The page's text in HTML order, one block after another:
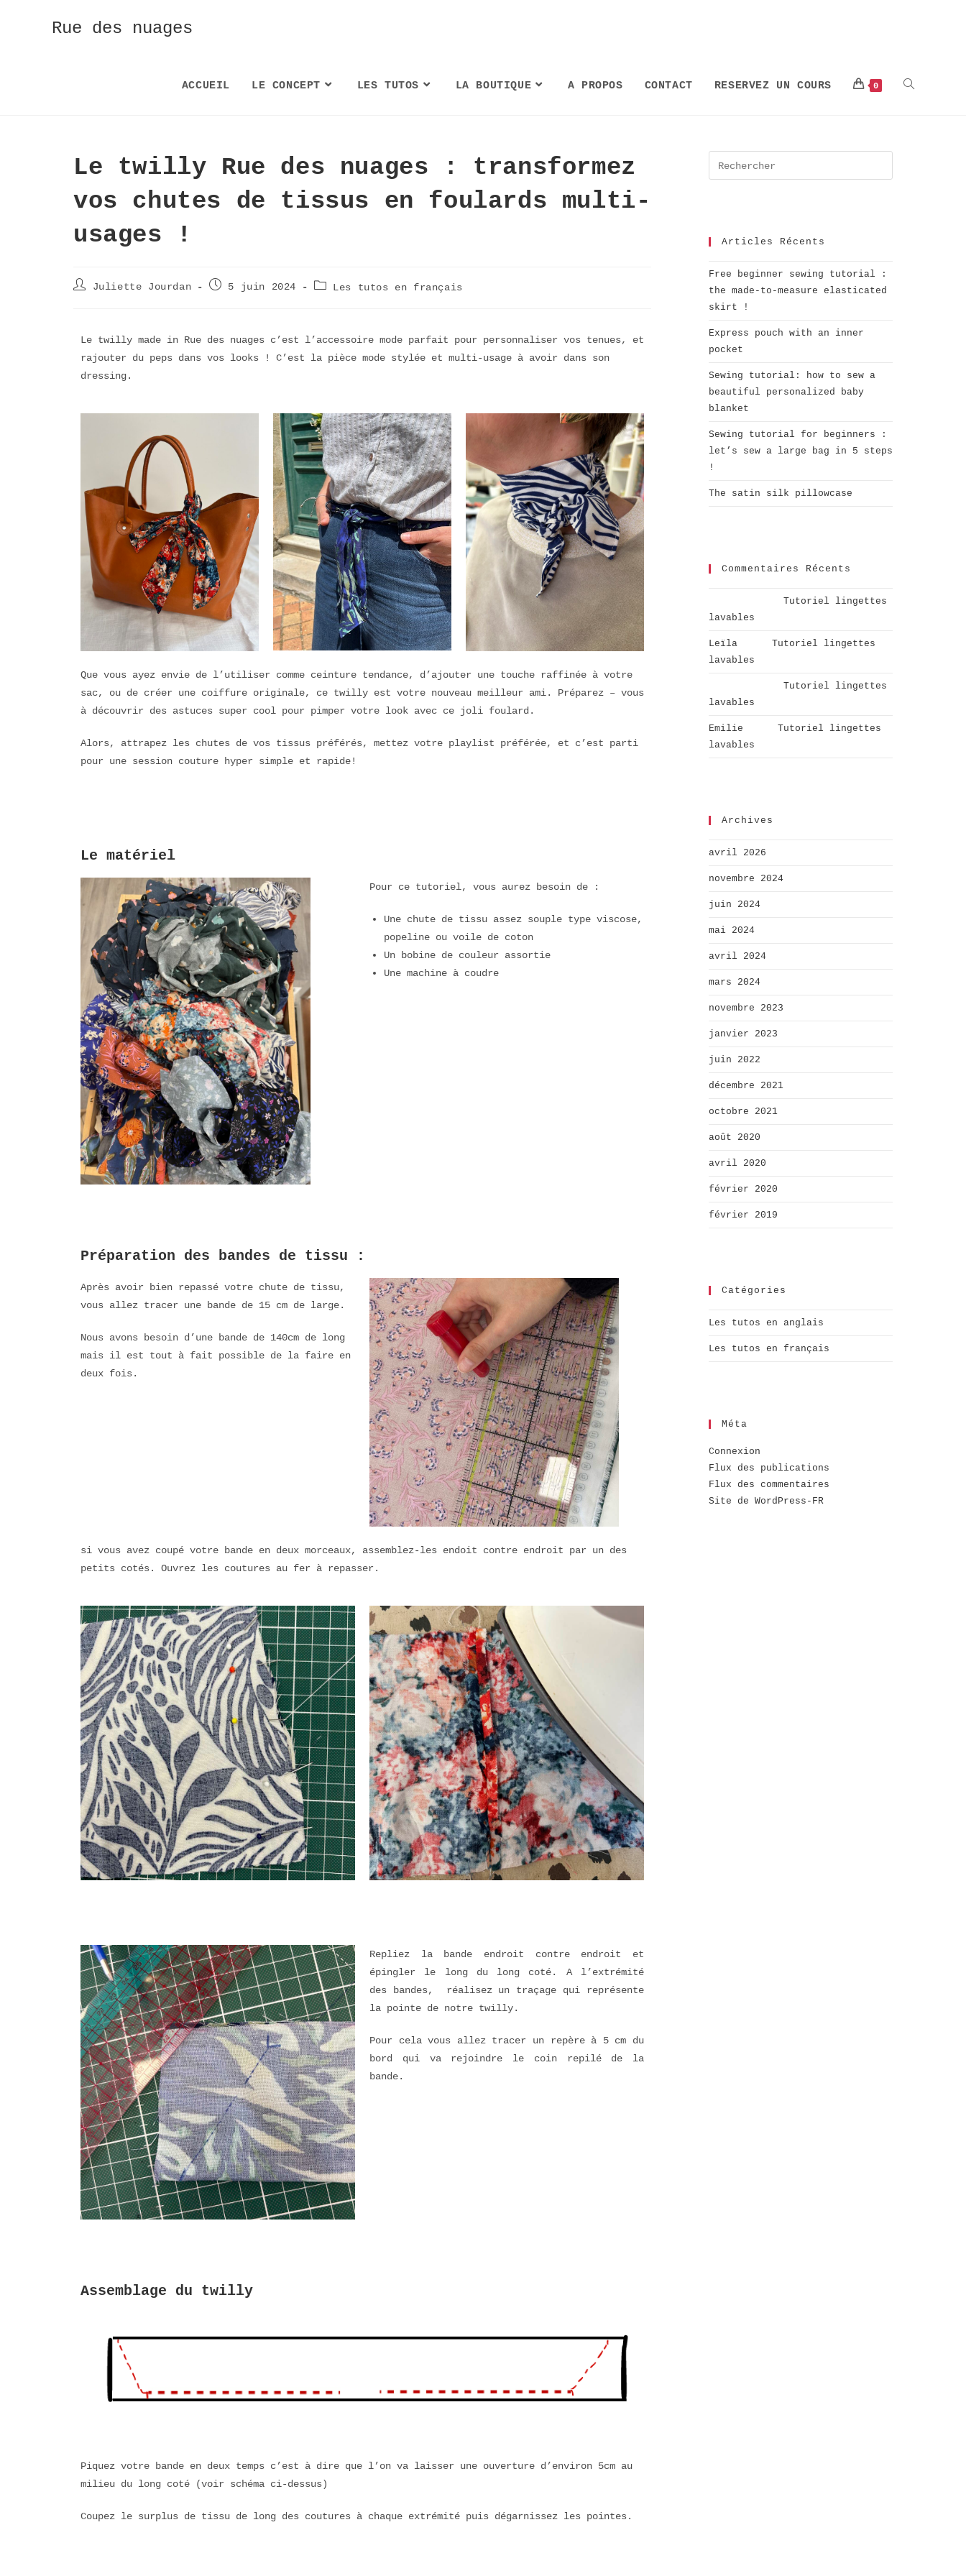
Rue des nuages
ACCUEIL LE CONCEPT LES TUTOS LA BOUTIQUE A PROPOS CONTACT RESERVEZ UN COURS 0
Le twilly Rue des nuages : transformez
vos chutes de tissus en foulards multi-
usages !
Juliette Jourdan 5 juin 2024 Les tutos en français
Le twilly made in Rue des nuages c’est l’accessoire mode parfait pour personnaliser vos tenues, et
rajouter du peps dans vos looks ! C’est la pièce mode stylée et multi-usage à avoir dans son
dressing.
Que vous ayez envie de l’utiliser comme ceinture tendance, d’ajouter une touche raffinée à votre
sac, ou de créer une coiffure originale, ce twilly est votre nouveau meilleur ami. Préparez – vous
à découvrir des astuces super cool pour pimper votre look avec ce joli foulard.
Alors, attrapez les chutes de vos tissus préférés, mettez votre playlist préférée, et c’est parti
pour une session couture hyper simple et rapide!
Le matériel
Pour ce tutoriel, vous aurez besoin de :
Une chute de tissu assez souple type viscose,
popeline ou voile de coton
Un bobine de couleur assortie
Une machine à coudre
Préparation des bandes de tissu :
Après avoir bien repassé votre chute de tissu,
vous allez tracer une bande de 15 cm de large.
Nous avons besoin d’une bande de 140cm de long
mais il est tout à fait possible de la faire en
deux fois.
si vous avez coupé votre bande en deux morceaux, assemblez-les endoit contre endroit par un des
petits cotés. Ouvrez les coutures au fer à repasser.
Repliez la bande endroit contre endroit et
épingler le long du long coté. A l’extrémité
des bandes, réalisez un traçage qui représente
la pointe de notre twilly.
Pour cela vous allez tracer un repère à 5 cm du
bord qui va rejoindre le coin repilé de la
bande.
Assemblage du twilly
Piquez votre bande en deux temps c’est à dire que l’on va laisser une ouverture d’environ 5cm au
milieu du long coté (voir schéma ci-dessus)
Coupez le surplus de tissu de long des coutures à chaque extrémité puis dégarnissez les pointes.
Articles Récents
Free beginner sewing tutorial :
the made-to-measure elasticated
skirt !
Express pouch with an inner
pocket
Sewing tutorial: how to sew a
beautiful personalized baby
blanket
Sewing tutorial for beginners :
let’s sew a large bag in 5 steps
!
The satin silk pillowcase
Commentaires Récents
Tutoriel lingettes
lavables
Leïla
Tutoriel lingettes
lavables
Tutoriel lingettes
lavables
Emilie
Tutoriel lingettes
lavables
Archives
avril 2026
novembre 2024
juin 2024
mai 2024
avril 2024
mars 2024
novembre 2023
janvier 2023
juin 2022
décembre 2021
octobre 2021
août 2020
avril 2020
février 2020
février 2019
Catégories
Les tutos en anglais
Les tutos en français
Méta
Connexion
Flux des publications
Flux des commentaires
Site de WordPress-FR